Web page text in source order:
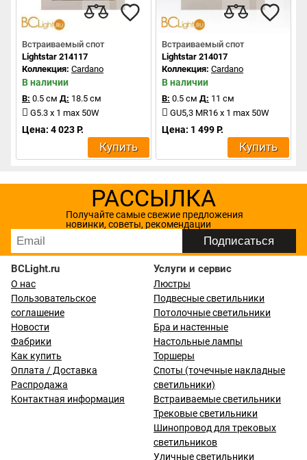
Встраиваемый спот
Lightstar 214117
Коллекция: Cardano
В наличии
В: 0.5 см Д: 18.5 см
G5.3 x 1 max 50W
Цена: 4 023 Р.
Купить
Встраиваемый спот
Lightstar 214017
Коллекция: Cardano
В наличии
В: 0.5 см Д: 11 см
GU5,3 MR16 x 1 max 50W
Цена: 1 499 Р.
Купить
РАССЫЛКА
Получайте самые свежие предложения
новинки, советы, рекомендации
BCLight.ru
О нас
Пользовательское
соглашение
Новости
Фабрики
Как купить
Оплата / Доставка
Распродажа
Контактная информация
Услуги и сервис
Люстры
Подвесные светильники
Потолочные светильники
Бра и настенные
Настольные лампы
Торшеры
Споты (точечные накладные
светильники)
Встраиваемые светильники
Трековые светильники
Шинопровод для трековых
светильников
Уличные светильники